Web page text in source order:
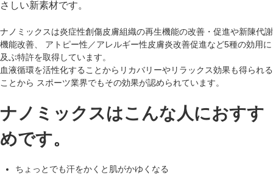
さしい新素材です。
ナノミックスは炎症性創傷皮膚組織の再生機能の改善・促進や新陳代謝
機能改善、 アトピー性／アレルギー性皮膚炎改善促進など5種の効用に
及ぶ特許を取得しています。
血液循環を活性化することからリカバリーやリラックス効果も得られる
ことから スポーツ業界でもその効果が認められています。
ナノミックスはこんな人におすす
めです。
ちょっとでも汗をかくと肌がかゆくなる